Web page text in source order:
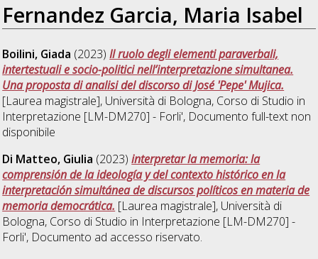
Fernandez Garcia, Maria Isabel
Boilini, Giada (2023)Il ruolo degli elementi paraverbali,
intertestuali e socio-politici nell’interpretazione simultanea.
Una proposta di analisi del discorso di José 'Pepe' Mujica.
[Laurea magistrale], Università di Bologna, Corso di Studio in
Interpretazione [LM-DM270] - Forli', Documento full-text non
disponibile
Di Matteo, Giulia (2023)interpretar la memoria: la
comprensión de la ideología y del contexto histórico en la
interpretación simultánea de discursos políticos en materia de
memoria democrática. [Laurea magistrale], Università di
Bologna, Corso di Studio in Interpretazione [LM-DM270] -
Forli', Documento ad accesso riservato.